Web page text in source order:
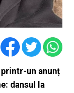
un anunț
dansul la